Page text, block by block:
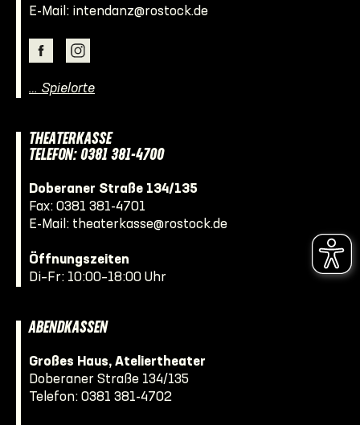
E-Mail: intendanz@rostock.de
… Spielorte
THEATERKASSE
TELEFON: 0381 381-4700
Doberaner Straße 134/135
Fax: 0381 381-4701
E-Mail: theaterkasse@rostock.de
Öffnungszeiten
Di–Fr: 10:00–18:00 Uhr
ABENDKASSEN
Großes Haus, Ateliertheater
Doberaner Straße 134/135
Telefon: 0381 381-4702